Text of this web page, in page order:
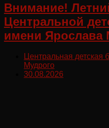
Внимание!
Центральной
имени Ярослава
Центральная детская
Мудрого
30.08.2026